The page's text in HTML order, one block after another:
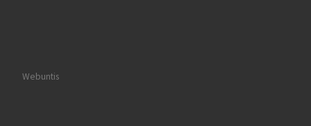
Webuntis